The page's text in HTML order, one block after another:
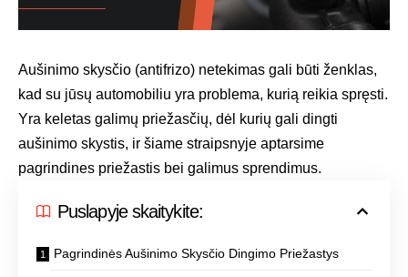
Aušinimo skysčio (antifrizo) netekimas gali būti ženklas,
kad su jūsų automobiliu yra problema, kurią reikia spręsti.
Yra keletas galimų priežasčių, dėl kurių gali dingti
aušinimo skystis, ir šiame straipsnyje aptarsime
pagrindines priežastis bei galimus sprendimus.
Puslapyje skaitykite:
Pagrindinės Aušinimo Skysčio Dingimo Priežastys